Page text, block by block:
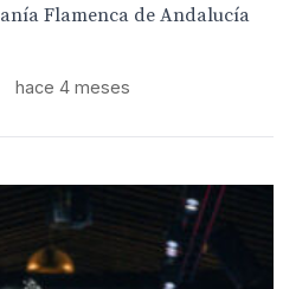
Flamenca de Andalucía
hace 4 meses